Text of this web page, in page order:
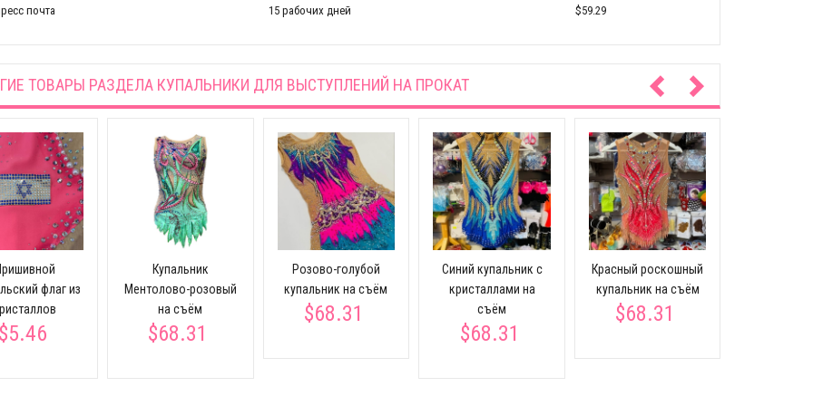
почта 15 рабочих дней $59.29
ТОВАРЫ РАЗДЕЛА КУПАЛЬНИКИ ДЛЯ ВЫСТУПЛЕНИЙ НА ПРОКАТ
флаг из
$5.46
Купальник
Ментолово-розовый
на съём
$68.31
Розово-голубой
купальник на съём
$68.31
Cиний купальник с
кристаллами на
съём
$68.31
Красный роскошный
купальник на съём
$68.31